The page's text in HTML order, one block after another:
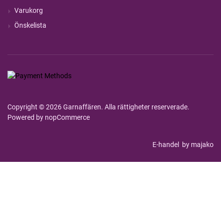
Varukorg
Önskelista
Copyright © 2026 Garnaffären. Alla rättigheter reserverade.
Powered by nopCommerce
E-handel by majako